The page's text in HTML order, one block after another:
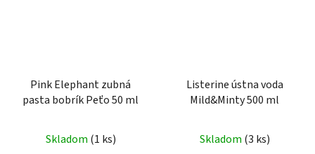
Pink Elephant zubná
pasta bobrík Peťo 50 ml
Skladom (1 ks)
Listerine ústna voda
Mild&Minty 500 ml
Skladom (3 ks)